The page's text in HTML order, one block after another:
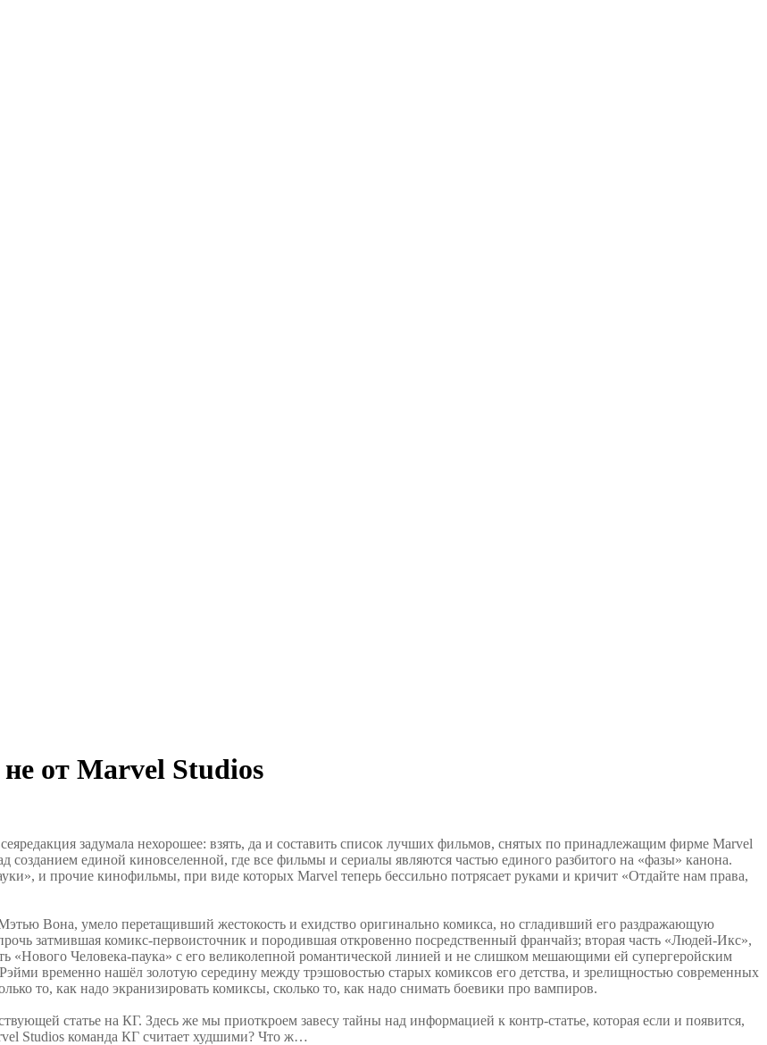
от Marvel Studios
задумала нехорошее: взять, да и составить список лучших фильмов, снятых по принадлежащим фирме Marvel
единой киновселенной, где все фильмы и сериалы являются частью единого разбитого на «фазы» канона.
и прочие кинофильмы, при виде которых Marvel теперь бессильно потрясает руками и кричит «Отдайте нам права,
Вона, умело перетащивший жестокость и ехидство оригинально комикса, но сгладивший его раздражающую
затмившая комикс-первоисточник и породившая откровенно посредственный франчайз; вторая часть «Людей-Икс»,
«Нового Человека-паука» с его великолепной романтической линией и не слишком мешающими ей супергеройским
временно нашёл золотую середину между трэшовостью старых комиксов его детства, и зрелищностью современных
то, как надо экранизировать комиксы, сколько то, как надо снимать боевики про вампиров.
статье на КГ. Здесь же мы приоткроем завесу тайны над информацией к контр-статье, которая если и появится,
Studios команда КГ считает худшими? Что ж…